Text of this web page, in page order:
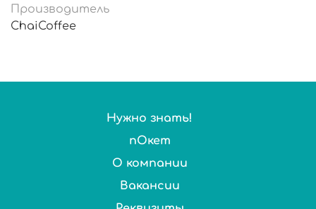
Производитель
ChaiCoffee
Нужно знать!
пОкет
О компании
Вакансии